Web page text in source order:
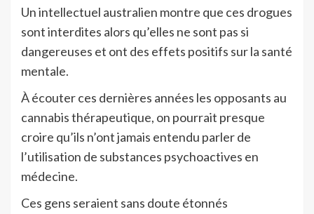
Un intellectuel australien montre que ces drogues
sont interdites alors qu’elles ne sont pas si
dangereuses et ont des effets positifs sur la santé
mentale.
À écouter ces dernières années les opposants au
cannabis thérapeutique, on pourrait presque
croire qu’ils n’ont jamais entendu parler de
l’utilisation de substances psychoactives en
médecine.
Ces gens seraient sans doute étonnés